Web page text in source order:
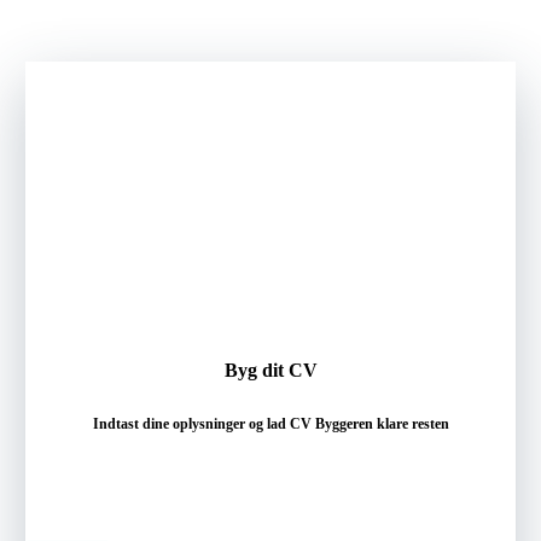
Byg dit CV
Indtast dine oplysninger og lad CV Byggeren klare resten